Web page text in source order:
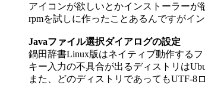
アイコンが欲しいとかインストーラーが
rpmを試しに作ったことあるんですがイ
Javaファイル選択ダイアログの設定
鍋田辞書Linux版はネイティブ動作する
キー入力の不具合が出るディストリは
また、どのディストリであってもUTF-8